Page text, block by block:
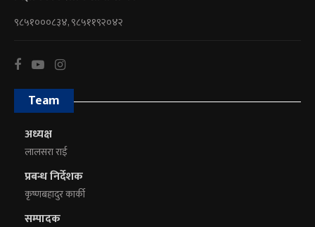
९८५१०००८३४, ९८५११९२०४२
Team
अध्यक्ष
लालसरा राई
प्रबन्ध निर्देशक
कृष्णबहादुर कार्की
सम्पादक